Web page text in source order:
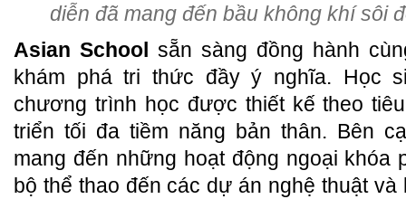
diễn đã mang đến bầu không khí sôi
Asian School sẵn sàng đồng hành
khám phá tri thức đầy ý nghĩa. Học
chương trình học được thiết kế theo
triển tối đa tiềm năng bản thân. Bên
mang đến những hoạt động ngoại khóa
bộ thể thao đến các dự án nghệ thuật và